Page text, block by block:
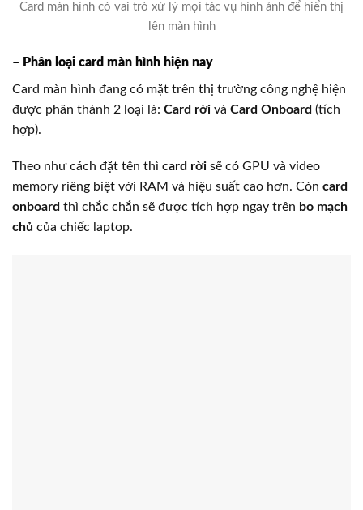
Card màn hình có vai trò xử lý mọi tác vụ hình ảnh để hiển thị
lên màn hình
– Phân loại card màn hình hiện nay
Card màn hình đang có mặt trên thị trường công nghệ hiện
được phân thành 2 loại là: Card rời và Card Onboard (tích
hợp).
Theo như cách đặt tên thì card rời sẽ có GPU và video
memory riêng biệt với RAM và hiệu suất cao hơn. Còn card
onboard thì chắc chắn sẽ được tích hợp ngay trên bo mạch
chủ của chiếc laptop.